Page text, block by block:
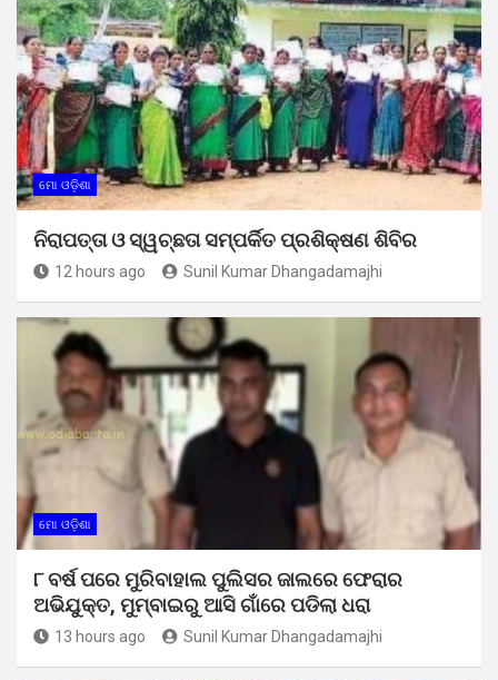
ମୋ ଓଡ଼ିଶା
ନିରାପତ୍ତା ଓ ସ୍ୱଚ୍ଛତା ସମ୍ପର୍କିତ ପ୍ରଶିକ୍ଷଣ ଶିବିର
12 hours ago Sunil Kumar Dhangadamajhi
ମୋ ଓଡ଼ିଶା
୮ ବର୍ଷ ପରେ ମୁରିବାହାଲ ପୁଲିସର ଜାଲରେ ଫେରାର
ଅଭିଯୁକ୍ତ, ମୁମ୍ବାଇରୁ ଆସି ଗାଁରେ ପଡିଲା ଧରା
13 hours ago Sunil Kumar Dhangadamajhi